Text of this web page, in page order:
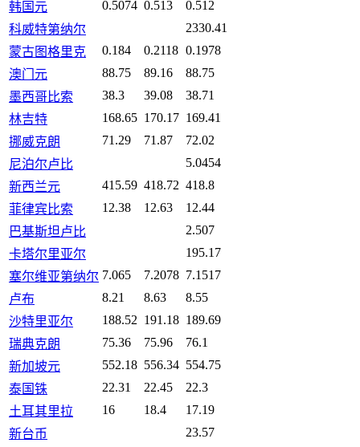
韩国元 0.5074 0.513
0.512
科威特第纳尔
2330.41
蒙古图格里克
0.184 0.2118 0.1978
澳门元
88.75 89.16
88.75
墨西哥比索
38.3 39.08
38.71
林吉特
168.65 170.17 169.41
挪威克朗
71.29 71.87
72.02
尼泊尔卢比
5.0454
新西兰元
415.59 418.72 418.8
菲律宾比索
12.38 12.63
12.44
巴基斯坦卢比
2.507
卡塔尔里亚尔
195.17
塞尔维亚第纳尔 7.065 7.2078 7.1517
卢布
8.21 8.63
8.55
沙特里亚尔
188.52 191.18 189.69
瑞典克朗
75.36 75.96
76.1
新加坡元
552.18 556.34 554.75
泰国铢
22.31 22.45
22.3
土耳其里拉
16 18.4
17.19
新台币
23.57